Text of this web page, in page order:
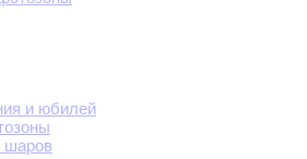
и юбилей
шаров